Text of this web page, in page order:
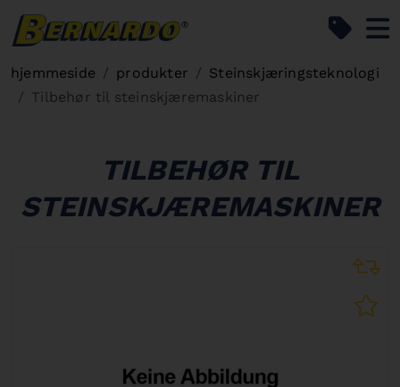
hjemmeside produkter
Steinskjæringsteknologi
Tilbehør til steinskjæremaskiner
TILBEHØR TIL
STEINSKJÆREMASKINER